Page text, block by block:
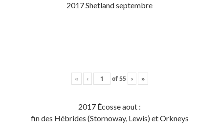
2017 Shetland septembre
« ‹ of55 › »
2017 Écosse aout :
fin des Hébrides (Stornoway, Lewis) et Orkneys